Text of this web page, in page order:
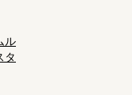
ル
タ